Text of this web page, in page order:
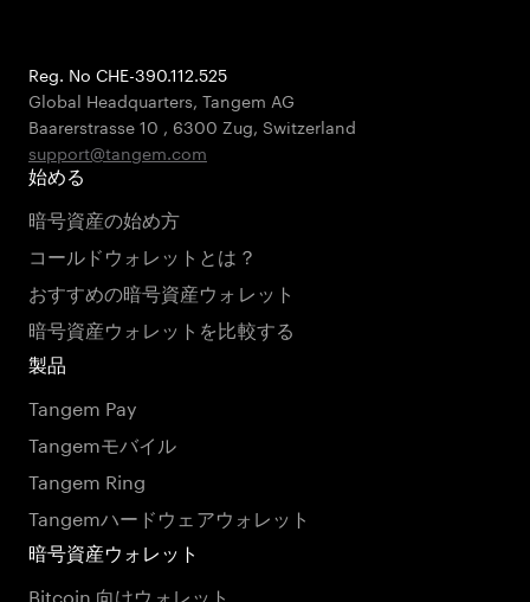
Reg. No CHE-390.112.525
Global Headquarters, Tangem AG
Baarerstrasse 10 , 6300 Zug, Switzerland
support@tangem.com
始める
暗号資産の始め方
コールドウォレットとは？
おすすめの暗号資産ウォレット
暗号資産ウォレットを比較する
製品
Tangem Pay
Tangemモバイル
Tangem Ring
Tangemハードウェアウォレット
暗号資産ウォレット
Bitcoin 向けウォレット